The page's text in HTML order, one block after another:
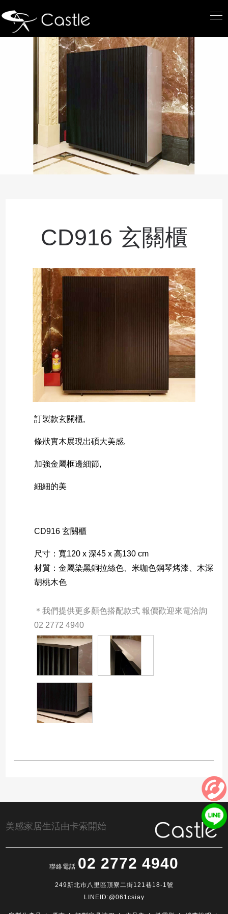
CD916 玄關櫃
訂製款玄關櫃,
條狀實木展現出碩大美感,
加強金屬框邊細節,
細細的美
CD916 玄關櫃
尺寸：寬120 x 深45 x 高130 cm
材質：金屬染黑銅拉絲色、米咖色鋼琴烤漆、木深
胡桃木色
＊我們提供更多顏色搭配款式 報價歡迎來電洽詢
02 2772 4940
美感家居生活由卡索開始
聯絡電話 02 2772 4940
249新北市八里區頂寮二街121巷18-1號
LINEID:@061csiay